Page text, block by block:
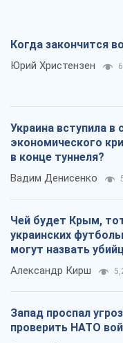
Когда закончится
Юрий Христензен
Украина вступила в
экономического
в конце туннеля?
Вадим Денисенко
Чей будет Крым,
украинских
могут назвать
Александр Кирш
Запад проспал
проверить НАТО